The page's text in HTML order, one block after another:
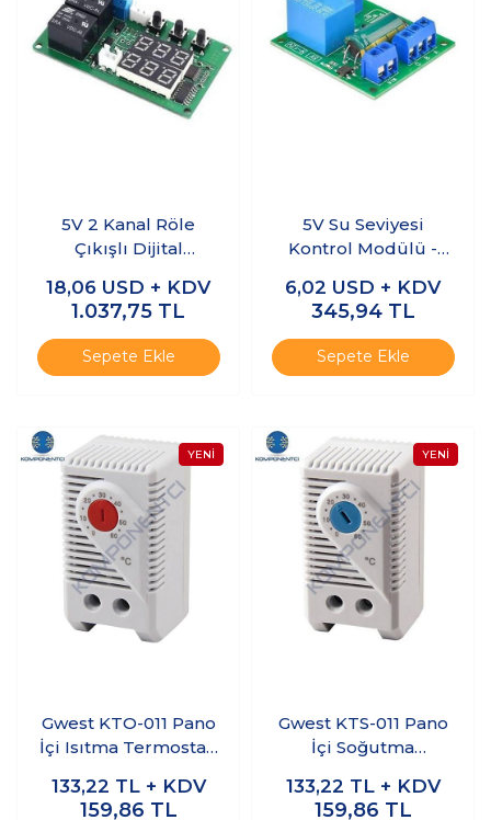
5V 2 Kanal Röle
Çıkışlı Dijital
Kırmızı/Yeşil
18,06 USD + KDV
1.037,75 TL
Sepete Ekle
5V Su Seviyesi
Kontrol Modülü -
6,02 USD + KDV
345,94 TL
Sepete Ekle
Gwest KTO-011 Pano
İçi Isıtma Termostatı
133,22 TL + KDV
159,86 TL
Gwest KTS-011 Pano
İçi Soğutma
NO
133,22 TL + KDV
159,86 TL